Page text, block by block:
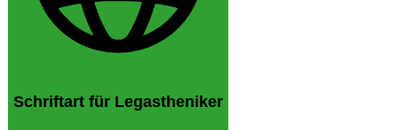
Schriftart für Legastheniker